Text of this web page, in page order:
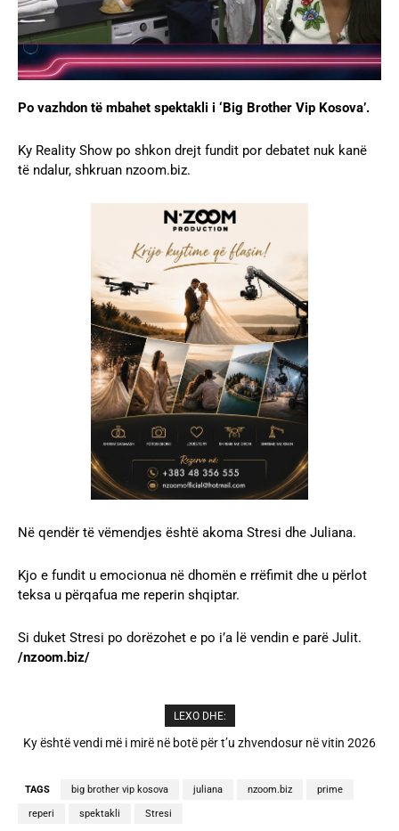
Po vazhdon të mbahet spektakli i ‘Big Brother Vip Kosova’.
Ky Reality Show po shkon drejt fundit por debatet nuk kanë
të ndalur, shkruan nzoom.biz.
Në qendër të vëmendjes është akoma Stresi dhe Juliana.
Kjo e fundit u emocionua në dhomën e rrëfimit dhe u përlot
teksa u përqafua me reperin shqiptar.
Si duket Stresi po dorëzohet e po i’a lë vendin e parë Julit.
/nzoom.biz/
LEXO DHE:
A është prishur miqësia mes Selin dhe Kristit? Veprimi i fundit i ish-
TAGS big brother vip kosova juliana nzoom.biz prime
reperi spektakli Stresi